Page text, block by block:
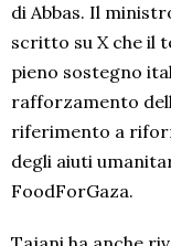
di Abbas. Il
scritto su X che il
pieno sostegno
rafforzamento
riferimento a
degli aiuti
FoodForGaza.